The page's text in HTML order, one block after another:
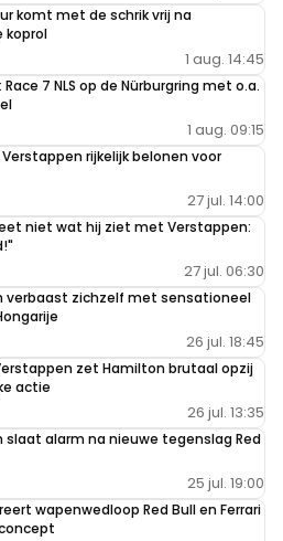
komt met de schrik vrij na
koprol
1 aug. 14:45
7 NLS op de Nürburgring met o.a.
1 aug. 09:15
Verstappen rijkelijk belonen voor
27 jul. 14:00
niet wat hij ziet met Verstappen:
27 jul. 06:30
verbaast zichzelf met sensationeel
26 jul. 18:45
zet Hamilton brutaal opzij
actie
26 jul. 13:35
slaat alarm na nieuwe tegenslag Red
25 jul. 19:00
wapenwedloop Red Bull en Ferrari